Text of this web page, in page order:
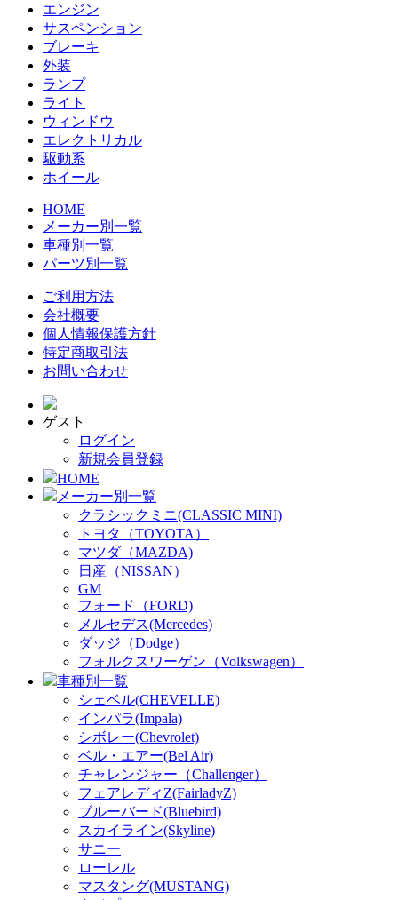
エンジン
サスペンション
ブレーキ
外装
ランプ
ライト
ウィンドウ
エレクトリカル
駆動系
ホイール
HOME
メーカー別一覧
車種別一覧
パーツ別一覧
ご利用方法
会社概要
個人情報保護方針
特定商取引法
お問い合わせ
ゲスト
ログイン
新規会員登録
HOME
メーカー別一覧
クラシックミニ(CLASSIC MINI)
トヨタ（TOYOTA）
マツダ（MAZDA)
日産（NISSAN）
GM
フォード（FORD)
メルセデス(Mercedes)
ダッジ（Dodge）
フォルクスワーゲン（Volkswagen）
車種別一覧
シェベル(CHEVELLE)
インパラ(Impala)
シボレー(Chevrolet)
ベル・エアー(Bel Air)
チャレンジャー（Challenger）
フェアレディZ(FairladyZ)
ブルーバード(Bluebird)
スカイライン(Skyline)
サニー
ローレル
マスタング(MUSTANG)